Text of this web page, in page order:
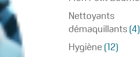
Nettoyants
démaquillants(4)
Hygiène(12)